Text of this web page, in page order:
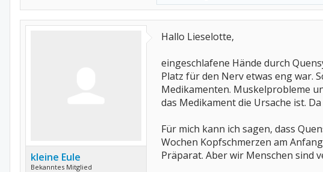
kleine Eule
Bekanntes Mitglied
Hallo Lieselotte,
eingeschlafene Hände durch
Platz für den Nerv etwas eng war.
Medikamenten. Muskelprobleme
das Medikament die Ursache ist.
Für mich kann ich sagen, dass
Wochen Kopfschmerzen am
Präparat. Aber wir Menschen sind